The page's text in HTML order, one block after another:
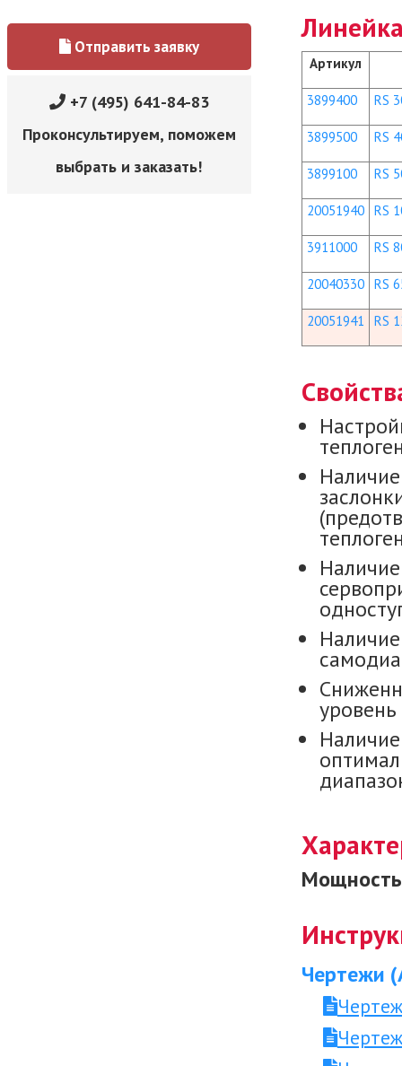
Отправить заявку
+7 (495) 641-84-83
Проконсультируем, поможем
выбрать и заказать!
Артикул
3899400 RS
3899500 RS
3899100 RS
20051940 RS
3911000 RS
20040330 RS
20051941 RS
Мощность
Чертежи